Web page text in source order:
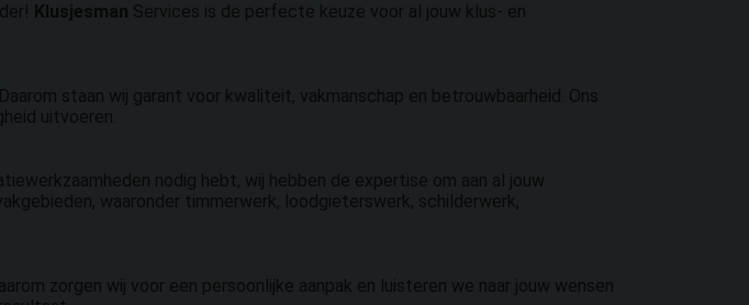
Klusjesman Services is de perfecte keuze voor al jouw klus- en
staan wij garant voor kwaliteit, vakmanschap en betrouwbaarheid. Ons
uitvoeren.
nodig hebt, wij hebben de expertise om aan al jouw
waaronder timmerwerk, loodgieterswerk, schilderwerk,
zorgen wij voor een persoonlijke aanpak en luisteren we naar jouw wensen